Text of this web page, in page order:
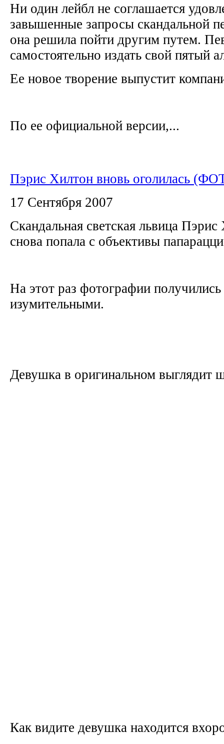
Ни один лейбл не соглашается
завышенные запросы скандальной
она решила пойти другим путем.
самостоятельно издать свой пятый
Ее новое творение выпустит
По ее официальной версии,...
Пэрис Хилтон вновь оголилась
17 Сентября 2007
Скандальная светская львица
снова попала с объективы
На этот раз фотографии
изумительными.
Девушка в оригинальном выглядит
Как видите девушка находится